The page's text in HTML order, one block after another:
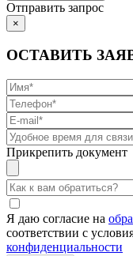
Отправить запрос
×
ОСТАВИТЬ
Прикрепить документ
Я даю согласие на
соответствии с
конфиденциальности